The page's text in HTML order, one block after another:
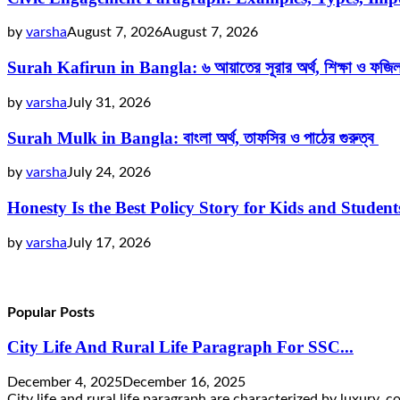
by varshaAugust 7, 2026August 7, 2026
Surah Kafirun in Bangla: ৬ আয়াতের সূরার অর্থ, শিক্ষা ও
by varshaJuly 31, 2026
Surah Mulk in Bangla: বাংলা অর্থ, তাফসির ও পাঠের গুরুত্ব
by varshaJuly 24, 2026
Honesty Is the Best Policy Story for Kids and
by varshaJuly 17, 2026
Popular Posts
City Life And Rural Life Paragraph For SSC...
December 4, 2025December 16, 2025